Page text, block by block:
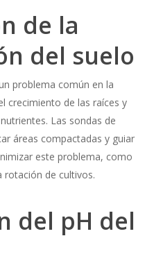
de la
del suelo
problema común en la
crecimiento de las raíces y
Las sondas de
áreas compactadas y guiar
este problema, como
rotación de cultivos.
del pH del